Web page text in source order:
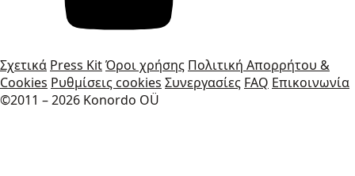
Σχετικά Press KitΌροι χρήσης Πολιτική Απορρήτου &
Cookies Ρυθμίσεις cookies Συνεργασίες FAQ Επικοινωνία
©2011 – 2026 Konordo OÜ